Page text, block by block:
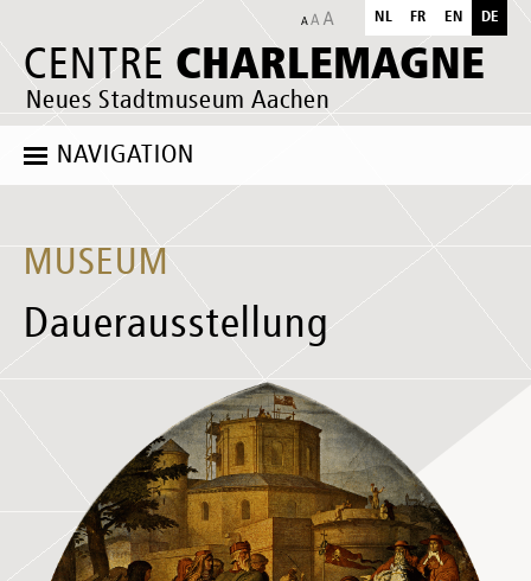
CENTRE CHARLEMAGNE
Neues Stadtmuseum Aachen
NL FR EN DE
NAVIGATION
MUSEUM
Dauerausstellung